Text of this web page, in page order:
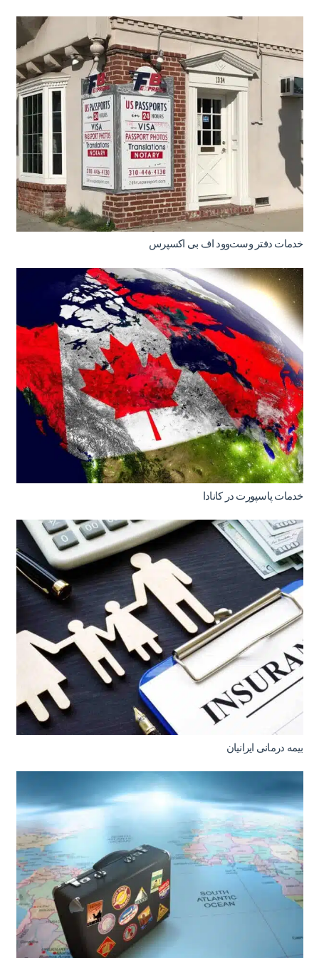
خدمات دفتر وست‌وود اف بی اکسپرس
خدمات پاسپورت در کانادا
بیمه درمانی ایرانیان